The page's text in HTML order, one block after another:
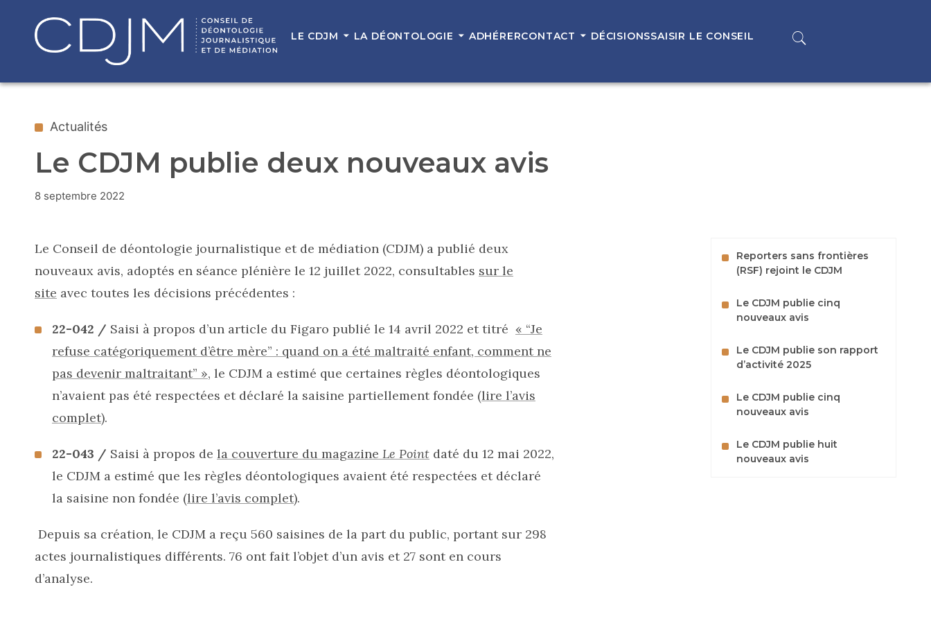
LE CDJM LA DÉONTOLOGIE ADHÉRERCONTACT DÉCISIONSSAISIR LE CONSEIL
Actualités
Le CDJM publie deux nouveaux avis
8 septembre 2022
Le Conseil de déontologie journalistique et de médiation (CDJM) a publié deux
nouveaux avis, adoptés en séance plénière le 12 juillet 2022, consultables sur le
site avec toutes les décisions précédentes :
22-042 / Saisi à propos d’un article du Figaro publié le 14 avril 2022 et titré « “Je
refuse catégoriquement d’être mère” : quand on a été maltraité enfant, comment ne
pas devenir maltraitant” », le CDJM a estimé que certaines règles déontologiques
n’avaient pas été respectées et déclaré la saisine partiellement fondée (lire l’avis
complet).
22-043 / Saisi à propos de la couverture du magazine Le Point daté du 12 mai 2022,
le CDJM a estimé que les règles déontologiques avaient été respectées et déclaré
la saisine non fondée (lire l’avis complet).
Depuis sa création, le CDJM a reçu 560 saisines de la part du public, portant sur 298
actes journalistiques différents. 76 ont fait l’objet d’un avis et 27 sont en cours
d’analyse.
Reporters sans frontières
(RSF) rejoint le CDJM
Le CDJM publie cinq
nouveaux avis
Le CDJM publie son rapport
d’activité 2025
Le CDJM publie cinq
nouveaux avis
Le CDJM publie huit
nouveaux avis